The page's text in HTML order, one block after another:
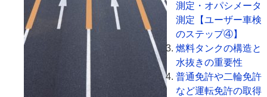
測定・オパシメータ
測定【ユーザー車検
のステップ④】
燃料タンクの構造と
水抜きの重要性
普通免許や二輪免許
など運転免許の取得